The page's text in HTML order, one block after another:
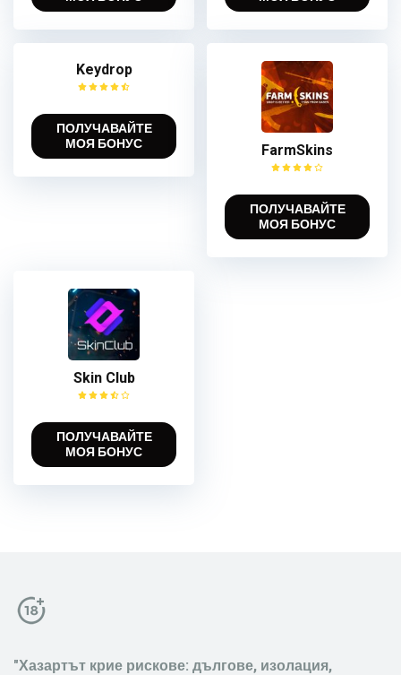
Keydrop
ПОЛУЧАВАЙТЕ
МОЯ БОНУС
FarmSkins
ПОЛУЧАВАЙТЕ
МОЯ БОНУС
Skin Club
ПОЛУЧАВАЙТЕ
МОЯ БОНУС
"Хазартът крие рискове: дългове, изолация,